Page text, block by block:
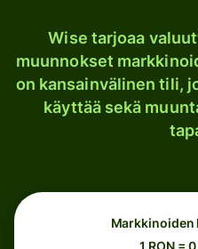
Wise tarjoaa
muunnokset
on kansainvälinen tili,
käyttää sekä
Markkinoiden
1 RON =